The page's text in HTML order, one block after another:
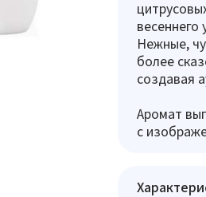
весеннего
Нежные,
более
создавая
Аромат
с